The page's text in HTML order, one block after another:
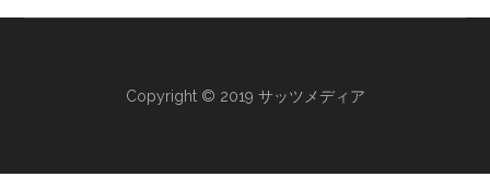
Copyright © 2019 サッツメディア